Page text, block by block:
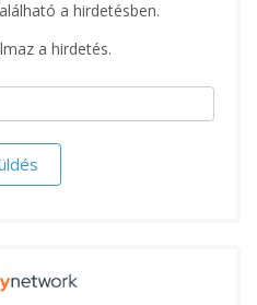
a hirdetésben.
a hirdetés.